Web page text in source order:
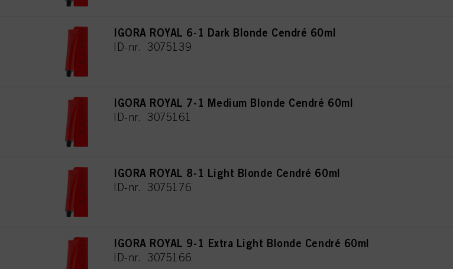
IGORA ROYAL 6-1 Dark Blonde Cendré 60ml
ID-nr. 3075139
IGORA ROYAL 7-1 Medium Blonde Cendré 60ml
ID-nr. 3075161
IGORA ROYAL 8-1 Light Blonde Cendré 60ml
ID-nr. 3075176
IGORA ROYAL 9-1 Extra Light Blonde Cendré 60ml
ID-nr. 3075166